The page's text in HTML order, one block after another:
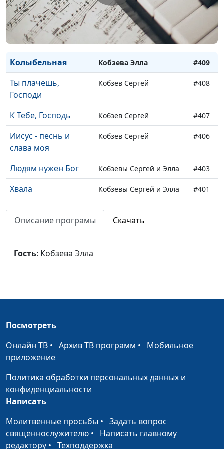
Ты - мой причал Кобзева Элла
Рождество Кобзевы Сергей и Элла #411
Колыбельная Кобзева Элла #409
Ты плачешь,
Господи
Кобзев Сергей #408
К Тебе, Господь Кобзев Сергей #407
Иисус - песнь и
слава моя
Кобзев Сергей #406
Людям нужен Бог Кобзевы Сергей и Элла #403
Хвала Кобзевы Сергей и Элла #401
Облака
Сергей и Элеонора
Кобзевы
Описание програмы Скачать
Гость: Кобзева Элла
Посмотреть
Онлайн ТВ • Архив ТВ программ • Мобильное
приложение
Политика обработки персональных данных и
конфиденциальности
Написать
Молитвенные просьбы • Задать вопрос
священнослужителю • Написать главному
редактору • Техподдержка